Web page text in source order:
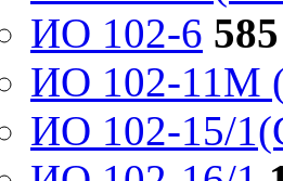
ИО 102-6 585
ИО 102-
ИО 102-15/